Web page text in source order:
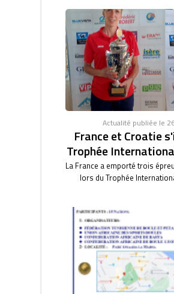
Actualité publiée le
France et Croatie
Trophée
La France a emporté trois
lors du Trophée